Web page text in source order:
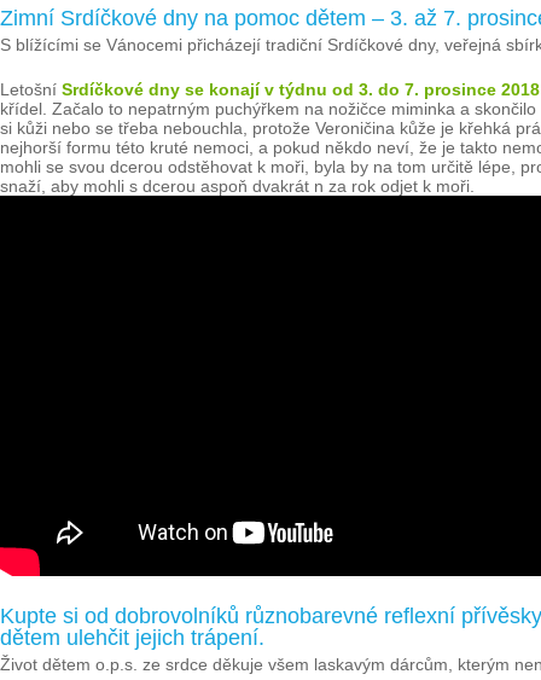
Zimní Srdíčkové dny na pomoc dětem – 3. až 7.
S blížícími se Vánocemi přicházejí tradiční Srdíčkové dny, veřejná
Letošní Srdíčkové dny se konají v týdnu od 3. do 7. prosince 2018
křídel. Začalo to nepatrným puchýřkem na nožičce miminka a
si kůži nebo se třeba nebouchla, protože Veroničina kůže je křehká
nejhorší formu této kruté nemoci, a pokud někdo neví, že je takto
mohli se svou dcerou odstěhovat k moři, byla by na tom určitě lépe,
snaží, aby mohli s dcerou aspoň dvakrát n za rok odjet k moři.
Kupte si od dobrovolníků různobarevné reflexní
dětem ulehčit jejich trápení.
Život dětem o.p.s. ze srdce děkuje všem laskavým dárcům, kterým